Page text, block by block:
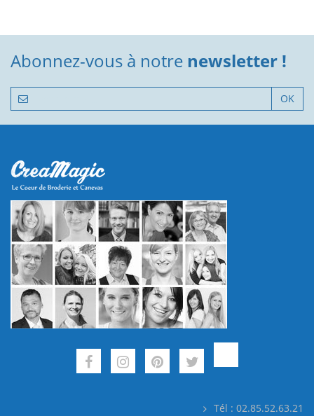
Abonnez-vous à notre newsletter !
OK
Tél : 02.85.52.63.21